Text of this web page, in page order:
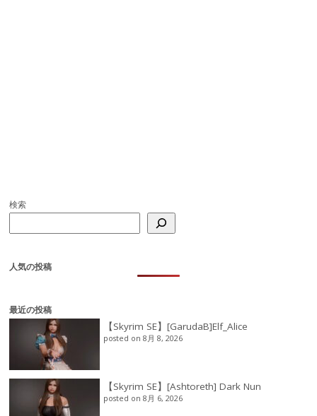
検索
人気の投稿
最近の投稿
【Skyrim SE】[GarudaB]Elf_Alice
posted on 8月 8, 2026
【Skyrim SE】[Ashtoreth] Dark Nun
posted on 8月 6, 2026